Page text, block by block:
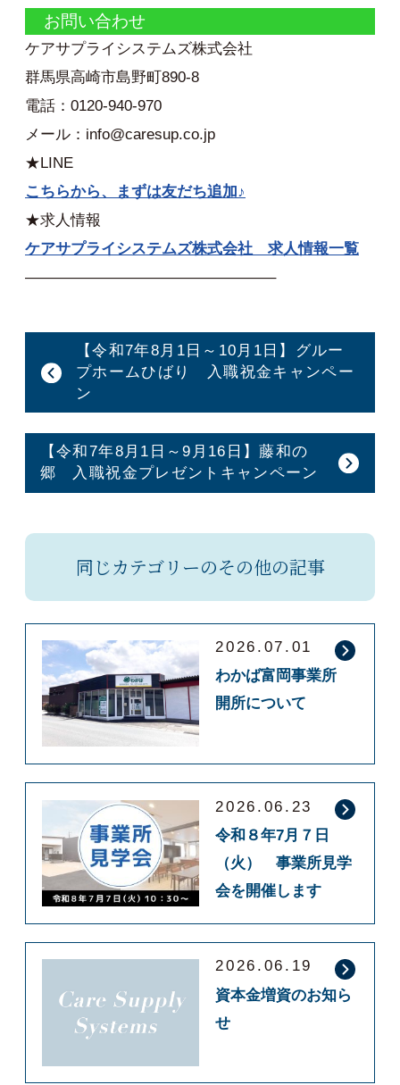
お問い合わせ
ケアサプライシステムズ株式会社
群馬県高崎市島野町890-8
電話：0120-940-970
メール：info@caresup.co.jp
★LINE
こちらから、まずは友だち追加♪
★求人情報
ケアサプライシステムズ株式会社 求人情報一覧
————————————————–
【令和7年8月1日～10月1日】グルー
プホームひばり 入職祝金キャンペー
ン
【令和7年8月1日～9月16日】藤和の
郷 入職祝金プレゼントキャンペーン
同じカテゴリーのその他の記事
2026.07.01
わかば富岡事業所
開所について
2026.06.23
令和８年7月７日
（火） 事業所見学
会を開催します
2026.06.19
資本金増資のお知ら
せ